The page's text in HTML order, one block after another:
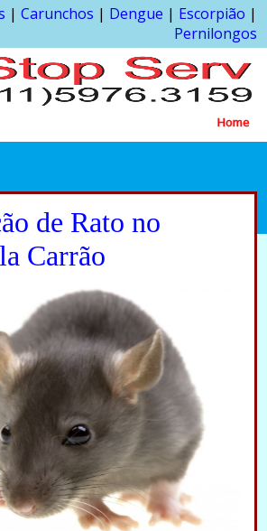
| Carunchos | Dengue | Escorpião |
Pernilongos
Home
de Rato no
Carrão